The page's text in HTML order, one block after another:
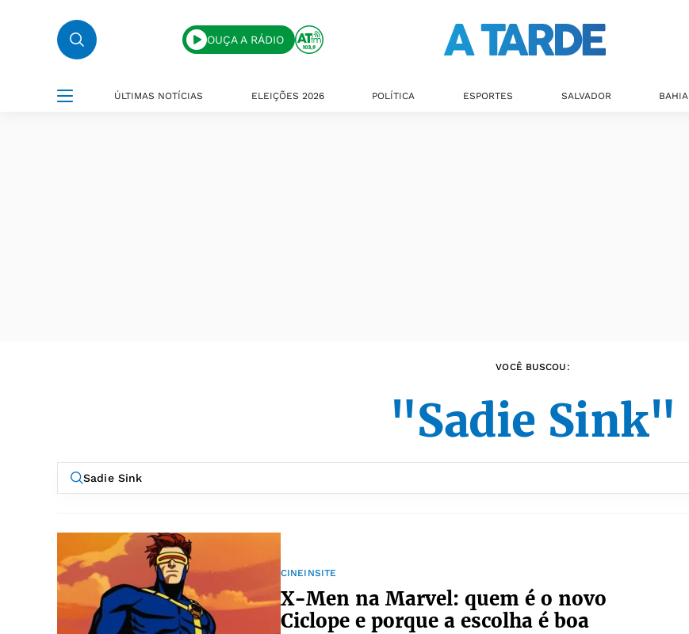
OUÇA A RÁDIO
ÚLTIMAS NOTÍCIAS ELEIÇÕES 2026 POLÍTICA ESPORTES SALVADOR BAHIA
VOCÊ BUSCOU:
"Sadie Sink"
CINEINSITE
X-Men na Marvel: quem é o novo
Ciclope e porque a escolha é boa